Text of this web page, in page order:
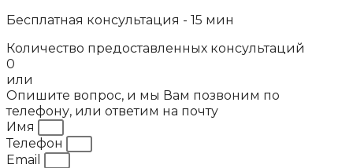
Бесплатная консультация - 15 мин
Количество предоставленных консультаций
0
или
Опишите вопрос, и мы Вам позвоним по
телефону, или ответим на почту
Имя
Телефон
Email